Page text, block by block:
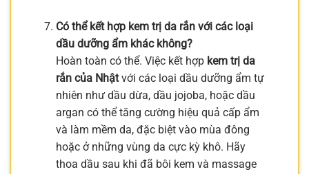
Có thể kết hợp kem trị da rắn với các loại
dầu dưỡng ẩm khác không?
Hoàn toàn có thể. Việc kết hợp kem trị da
rắn của Nhậtvới các loại dầu dưỡng ẩm tự
nhiên như dầu dừa, dầu jojoba, hoặc dầu
argan có thể tăng cường hiệu quả cấp ẩm
và làm mềm da, đặc biệt vào mùa đông
hoặc ở những vùng da cực kỳ khô. Hãy
thoa dầu sau khi đã bôi kem và massage